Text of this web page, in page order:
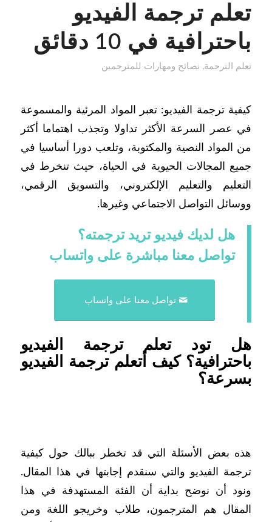
تعلم ترجمة الفيديو
باحترافية في 10 دقائق
تعلم الترجمة, نصائح ومهارات للمترجمين
كيفية ترجمة الفيديو: تعبر المواد المرئية والمسموعة
في عصر السرعة الأكثر تداولا وتجذب اهتماما أكثر
من المواد النصية والمكتوبة، وتلعب دورا أساسيا في
جميع المجالات الحيوية في الحياة، حيث تنخرط في
التعليم والتعليم الإلكتروني، والتسويق الرقمي،
ووسائل التواصل الاجتماعي وغيرها.
هل لديك فيديو تريد ترجمته؟
تواصل معنا مباشرة على واتساب
تواصل معنا على واتساب
هل تود تعلم ترجمة الفيديو
باحترافية؟ كيف أتعلم ترجمة الفيديو
بسرعة؟
هذه بعض الأسئلة التي قد تخطر ببالك حول كيفية
ترجمة الفيديو والتي سنقدم إجابتها في هذا المقال.
ونود أن نوضح بداية أن الفئة المستهدفة في هذا
المقال هم المترجمون، طلاب وخريجو اللغة ومن